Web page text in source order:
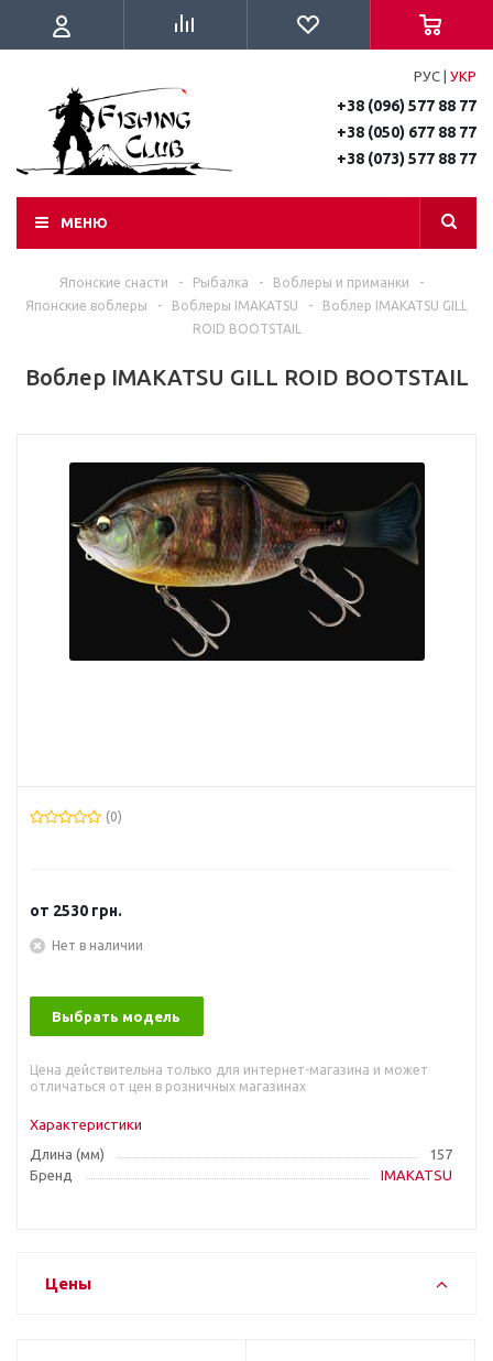
РУС УКР
+38 (096) 577 88 77
+38 (050) 677 88 77
+38 (073) 577 88 77
МЕНЮ
Японские снасти - Рыбалка - Воблеры и приманки
-
Японские воблеры
- Воблеры IMAKATSU -
Воблер IMAKATSU GILL
ROID BOOTSTAIL
Воблер IMAKATSU GILL ROID BOOTSTAIL
(0)
от 2530 грн.
Нет в наличии
Выбрать модель
Цена действительна только для интернет-магазина и может
отличаться от цен в розничных магазинах
Характеристики
Длина (мм)
157
Бренд
IMAKATSU
Цены